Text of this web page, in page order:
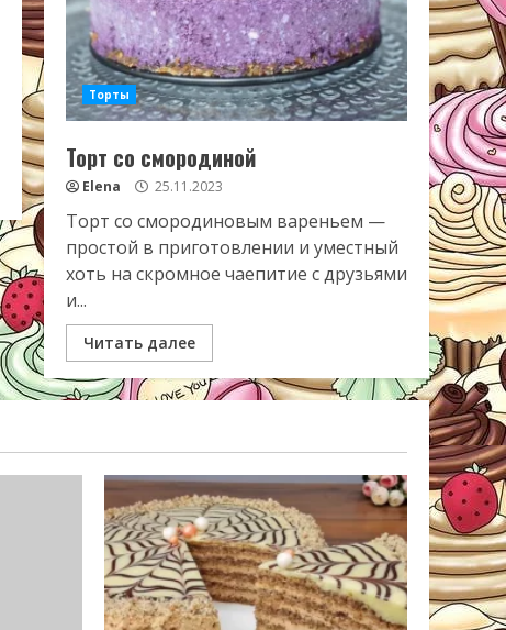
Торты
Торт со смородиной
Elena 25.11.2023
Торт со смородиновым вареньем —
простой в приготовлении и уместный
хоть на скромное чаепитие с друзьями
и...
Читать далее